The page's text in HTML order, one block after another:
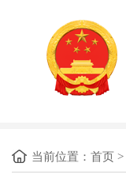
当前位置： 首页 >